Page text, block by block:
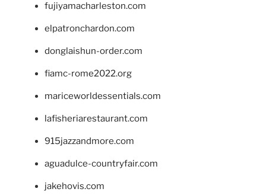
fujiyamacharleston.com
elpatronchardon.com
donglaishun-order.com
fiamc-rome2022.org
mariceworldessentials.com
lafisheriarestaurant.com
915jazzandmore.com
aguadulce-countryfair.com
jakehovis.com